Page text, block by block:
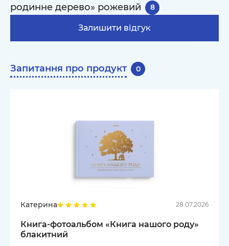
родинне дерево» рожевий
8
Залишити відгук
Запитання про продукт 0
Катерина 28.07.2026
Книга-фотоальбом «Книга нашого роду»
блакитний